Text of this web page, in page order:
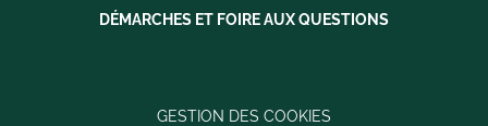
DÉMARCHES ET FOIRE AUX QUESTIONS
GESTION DES COOKIES